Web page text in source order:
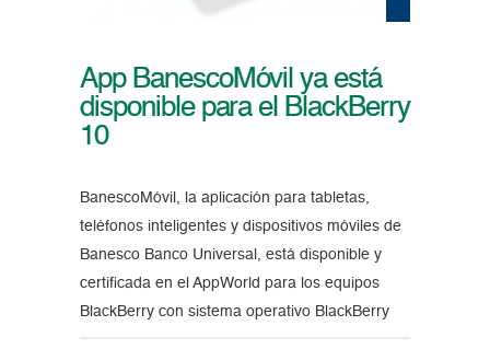
App BanescoMóvil ya está
disponible para el BlackBerry
10
BanescoMóvil, la aplicación para tabletas,
teléfonos inteligentes y dispositivos móviles de
Banesco Banco Universal, está disponible y
certificada en el AppWorld para los equipos
BlackBerry con sistema operativo BlackBerry